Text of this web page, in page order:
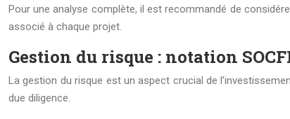
Pour une analyse complète, il est recommandé de
associé à chaque projet.
Gestion du risque : notation
La gestion du risque est un aspect crucial de
due diligence.